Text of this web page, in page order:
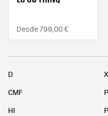
Desde 799,00 €
D
CMF
HI